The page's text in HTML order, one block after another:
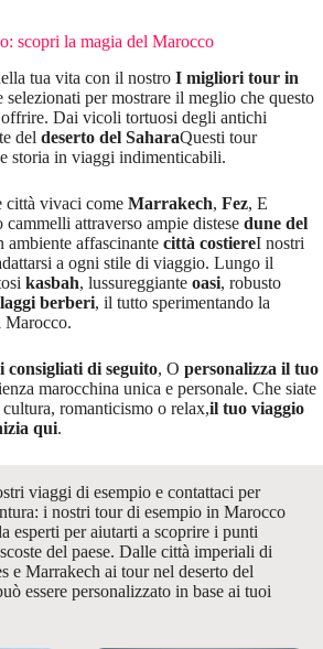
scopri la magia del Marocco
tua vita con il nostro I migliori tour in
selezionati per mostrare il meglio che questo
offrire. Dai vicoli tortuosi degli antichi
del deserto del SaharaQuesti tour
storia in viaggi indimenticabili.
città vivaci come Marrakech, Fez, E
cammelli attraverso ampie distese dune del
ambiente affascinante città costiereI nostri
a ogni stile di viaggio. Lungo il
kasbah, lussureggiante oasi, robusto
berberi, il tutto sperimentando la
Marocco.
consigliati di seguito, O personalizza il tuo
marocchina unica e personale. Che siate
romanticismo o relax,il tuo viaggio
qui.
viaggi di esempio e contattaci per
i nostri tour di esempio in Marocco
esperti per aiutarti a scoprire i punti
del paese. Dalle città imperiali di
e Marrakech ai tour nel deserto del
essere personalizzato in base ai tuoi